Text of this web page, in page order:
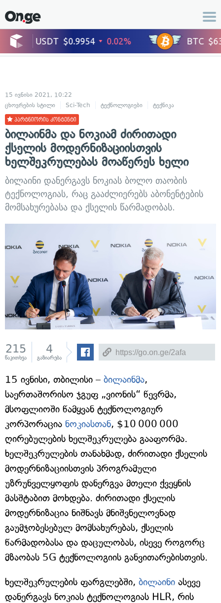
15 ივნისი 2021, 10:22
ცხოვრების სტილი
Sci-Tech ტექნოლოგიები ტექნიკა
პარტნიორის კონტენტი
ბილაინმა და ნოკიამ ძირითადი
ქსელის მოდერნიზაციისთვის
ხელშეკრულებას მოაწერეს ხელი
ბილაინი დანერგავს ნოკიას ბოლო თაობის
ტექნოლოგიას, რაც გააძლიერებს აბონენტების
მომსახურებასა და ქსელის წარმადობას.
215
წაკითხვა
4
გაზიარება
15 ივნისი, თბილისი – ბილაინმა,
საერთაშორისო ჯგუფ „ვიონის“ წევრმა,
მსოფლიოში წამყვან ტექნოლოგიურ
კორპორაცია ნოკიასთან, $10 000 000
ღირებულების ხელშეკრულება გააფორმა.
ხელშეკრულების თანახმად, ძირითადი ქსელის
მოდერნიზაციისთვის პროგრამული
უზრუნველყოფის დანერგვა მთელი ქვეყნის
მასშტაბით მოხდება. ძირითადი ქსელის
მოდერნიზაცია ნიშნავს მნიშვნელოვნად
გაუმჯობესებულ მომსახურებას, ქსელის
წარმადობასა და დაცულობას, ისევე როგორც
მზაობას 5G ტექნოლოგიის განვითარებისთვის.
ხელშეკრულების ფარგლებში, ბილაინი ასევე
დანერგავს ნოკიას ტექნოლოგიას HLR, რის